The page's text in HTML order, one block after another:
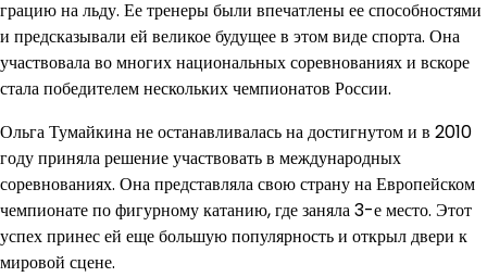
грацию на льду. Ее тренеры были впечатлены ее способностями
и предсказывали ей великое будущее в этом виде спорта. Она
участвовала во многих национальных соревнованиях и вскоре
стала победителем нескольких чемпионатов России.
Ольга Тумайкина не останавливалась на достигнутом и в 2010
году приняла решение участвовать в международных
соревнованиях. Она представляла свою страну на Европейском
чемпионате по фигурному катанию, где заняла 3-е место. Этот
успех принес ей еще большую популярность и открыл двери к
мировой сцене.